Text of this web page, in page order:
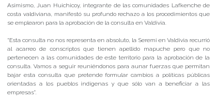
Asimismo, Juan Huichicoy, integrante de las comunidades Lafkenche de
costa valdiviana, manifestó su profundo rechazo a los procedimientos que
se emplearon para la aprobación de la consulta en Valdivia.
“Esta consulta no nos representa en absoluto, la Seremi en Valdivia recurrió
al acarreo de conscriptos que tienen apellido mapuche pero que no
pertenecen a las comunidades de este territorio para la aprobación de la
consulta. Vamos a seguir reuniéndonos para aunar fuerzas que permitan
bajar esta consulta que pretende formular cambios a políticas públicas
orientadas a los pueblos indígenas y que sólo van a beneficiar a las
empresas”.